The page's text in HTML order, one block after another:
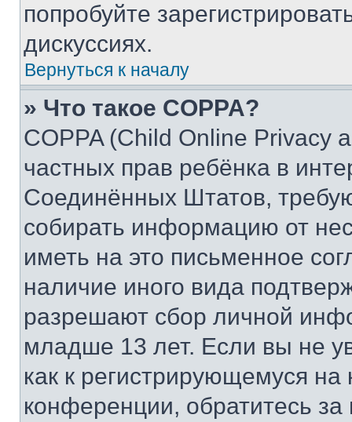
попробуйте
дискуссиях.
Вернуться к началу
» Что такое COPPA?
COPPA (Child Online Privacy
частных прав ребёнка в
Соединённых Штатов,
собирать информацию от
иметь на это письменное
наличие иного вида
разрешают сбор личной
младше 13 лет. Если вы не
как к регистрирующемуся
конференции, обратитесь